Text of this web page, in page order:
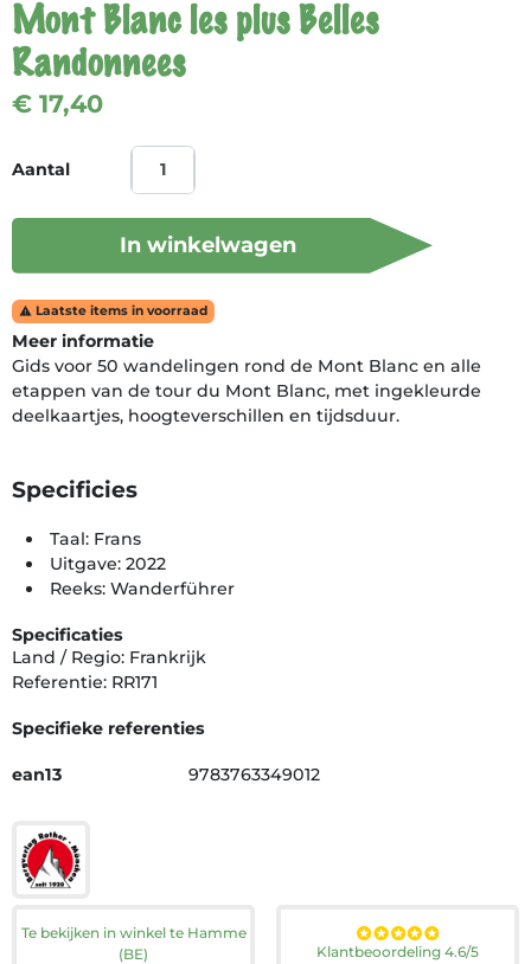
Mont Blanc les plus Belles
Randonnees
€ 17,40
Aantal
In winkelwagen
 Laatste items in voorraad
Meer informatie
Gids voor 50 wandelingen rond de Mont Blanc en alle
etappen van de tour du Mont Blanc, met ingekleurde
deelkaartjes, hoogteverschillen en tijdsduur.
Specificies
Taal: Frans
Uitgave: 2022
Reeks: Wanderführer
Specificaties
Land / Regio: Frankrijk
Referentie: RR171
Specifieke referenties
ean13 9783763349012
Te bekijken in winkel te Hamme
(BE)
Klantbeoordeling 4.6/5